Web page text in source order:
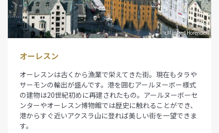
cManfred Horender
オーレスン
オーレスンは古くから漁業で栄えてきた街。現在もタラや
サーモンの輸出が盛んです。港を囲むアールヌーボー様式
の建物は20世紀初めに再建されたもの。アールヌーボーセ
ンターやオーレスン博物館では歴史に触れることができ、
港からすぐ近いアクスラ山に登れば美しい街を一望できま
す。